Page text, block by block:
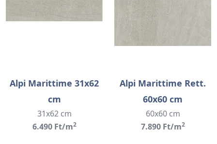
Alpi Marittime 31x62
cm
31x62 cm
6.490 Ft/m2
Alpi Marittime Rett.
60x60 cm
60x60 cm
7.890 Ft/m2